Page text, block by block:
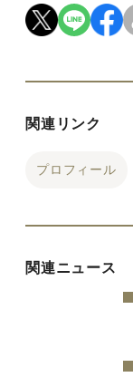
関連リンク
プロフィール
関連ニュース